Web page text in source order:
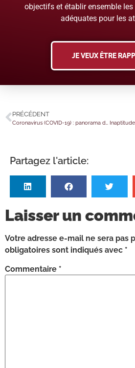
objectifs et établir ensemble
adéquates pour les
JE VEUX ÊTRE
PRÉCÉDENT
Coronavirus (COVID-19) : panorama des nouveautés fiscales pour 2021
Partagez l'article:
Laisser un
Votre adresse e-mail ne sera pas
obligatoires sont indiqués avec *
Commentaire *